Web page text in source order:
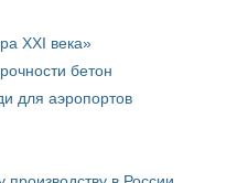
XXI века»
бетон
для аэропортов